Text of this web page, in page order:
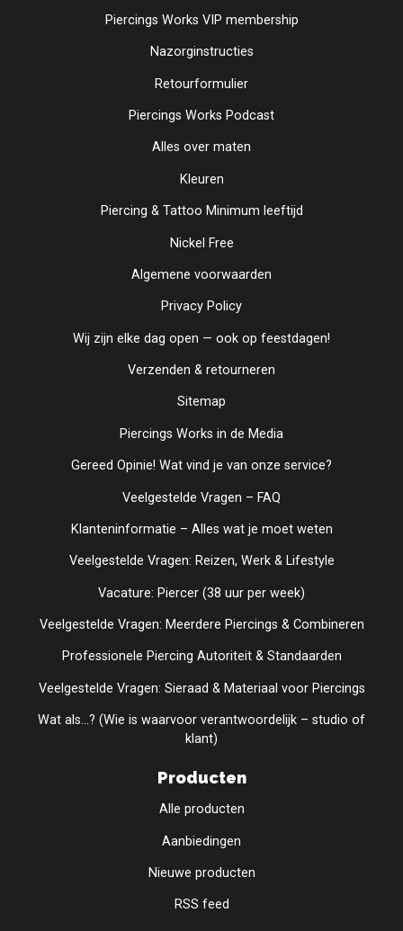
Piercings Works VIP membership
Nazorginstructies
Retourformulier
Piercings Works Podcast
Alles over maten
Kleuren
Piercing & Tattoo Minimum leeftijd
Nickel Free
Algemene voorwaarden
Privacy Policy
Wij zijn elke dag open — ook op feestdagen!
Verzenden & retourneren
Sitemap
Piercings Works in de Media
Gereed Opinie! Wat vind je van onze service?
Veelgestelde Vragen – FAQ
Klanteninformatie – Alles wat je moet weten
Veelgestelde Vragen: Reizen, Werk & Lifestyle
Vacature: Piercer (38 uur per week)
Veelgestelde Vragen: Meerdere Piercings & Combineren
Professionele Piercing Autoriteit & Standaarden
Veelgestelde Vragen: Sieraad & Materiaal voor Piercings
Wat als...? (Wie is waarvoor verantwoordelijk – studio of
klant)
Producten
Alle producten
Aanbiedingen
Nieuwe producten
RSS feed